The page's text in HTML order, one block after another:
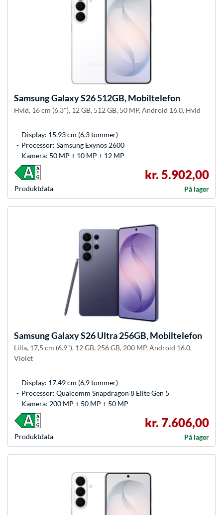
SamsungGalaxy S26 512GB, Mobiltelefon
Hvid, 16 cm (6.3"), 12 GB, 512 GB, 50 MP, Android 16.0, Hvid
Display: 15,93 cm (6,3 tommer)
Processor: Samsung Exynos 2600
Kamera: 50 MP + 10 MP + 12 MP
Produkt­data
kr. 5.902,00
På lager
SamsungGalaxy S26 Ultra 256GB, Mobiltelefon
Lilla, 17,5 cm (6.9"), 12 GB, 256 GB, 200 MP, Android 16.0,
Violet
Display: 17,49 cm (6,9 tommer)
Processor: Qualcomm Snapdragon 8 Elite Gen 5
Kamera: 200 MP + 50 MP + 50 MP
Produkt­data
kr. 7.606,00
På lager